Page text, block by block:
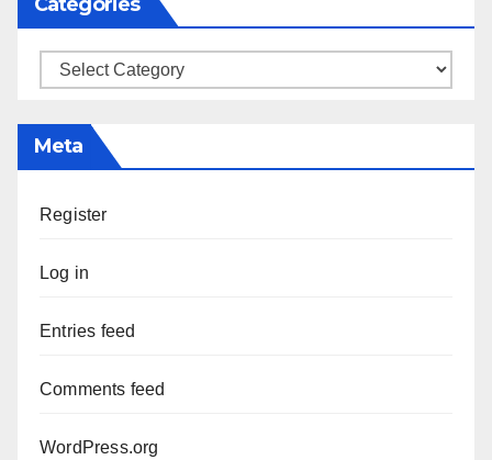
Categories
Meta
Register
Log in
Entries feed
Comments feed
WordPress.org